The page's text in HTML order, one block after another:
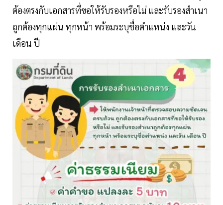
ต้องตรงกับเอกสารที่ขอให้รับรองหรือไม่ และรับรองสำเนา
ถูกต้องทุกแผ่น ทุกหน้า พร้อมระบุชื่อตำแหน่ง และวัน
เดือน ปี